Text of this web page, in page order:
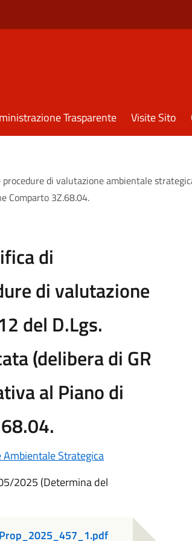
Trasparente Visite Sito
di valutazione ambientale
Comparto 3Z.68.04.
di
di valutazione
del D.Lgs.
(delibera di GR
al Piano di
Strategica
2025 (Determina del